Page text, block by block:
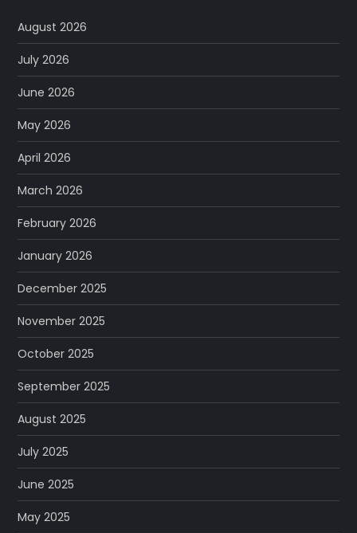
August 2026
July 2026
June 2026
May 2026
April 2026
March 2026
February 2026
January 2026
December 2025
November 2025
October 2025
September 2025
August 2025
July 2025
June 2025
May 2025